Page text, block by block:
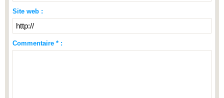
Site web :
Commentaire * :